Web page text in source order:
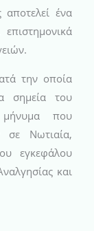
ένα
την οποία
σημεία του
μήνυμα που
σε Νωτιαία,
εγκεφάλου
και